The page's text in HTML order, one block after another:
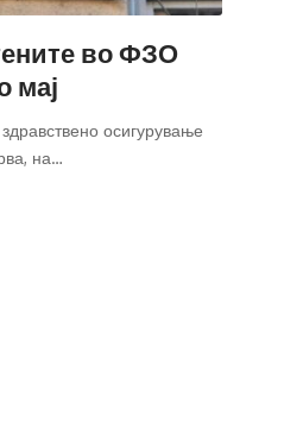
во ФЗО
мај
осигурување
на…